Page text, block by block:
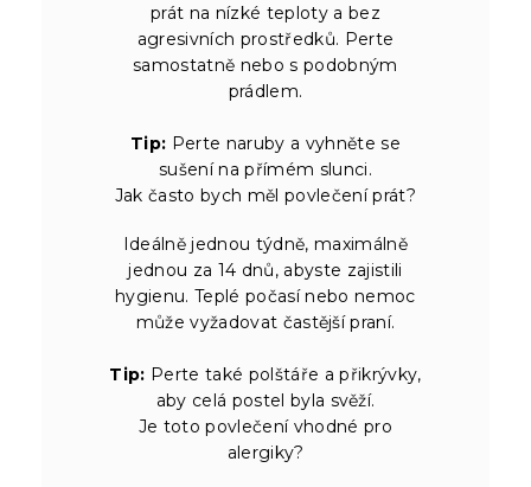
prát na nízké teploty a bez
agresivních prostředků. Perte
samostatně nebo s podobným
prádlem.
Tip: Perte naruby a vyhněte se
sušení na přímém slunci.
Jak často bych měl povlečení prát?
Ideálně jednou týdně, maximálně
jednou za 14 dnů, abyste zajistili
hygienu. Teplé počasí nebo nemoc
může vyžadovat častější praní.
Tip: Perte také polštáře a přikrývky,
aby celá postel byla svěží.
Je toto povlečení vhodné pro
alergiky?